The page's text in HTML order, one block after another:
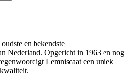
en bekendste
Nederland. Opgericht in 1963 en nog
Lemniscaat een uniek